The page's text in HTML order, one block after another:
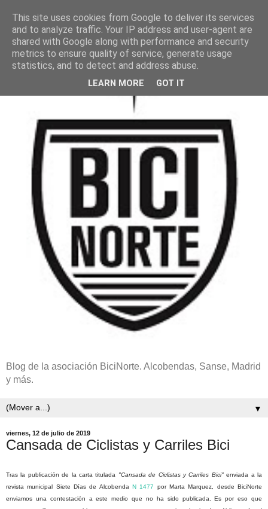
Blog de la asociación BiciNorte. Alcobendas, Sanse, Madrid
y más.
▼
viernes, 12 de julio de 2019
Cansada de Ciclistas y Carriles Bici
Tras la publicación de la carta titulada "Cansada de Ciclistas y Carriles Bici"enviada a la
revista municipal Siete Días de Alcobenda N 1477
por Marta Marquez, desde BiciNorte
enviamos una contestación a este medio que no ha sido publicada. Es por eso que
This site uses cookies from Google to deliver its services
and to analyze traffic. Your IP address and user-agent are
shared with Google along with performance and security
metrics to ensure quality of service, generate usage
statistics, and to detect and address abuse.
LEARN MORE GOT IT